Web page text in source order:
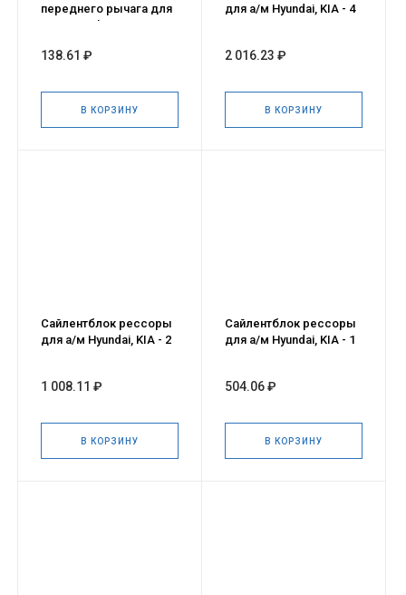
переднего рычага для
а/м Renault Duster
138.61 ₽
В КОРЗИНУ
для а/м Hyundai, KIA - 4
2 016.23 ₽
В КОРЗИНУ
Сайлентблок рессоры
для а/м Hyundai, KIA - 2
1 008.11 ₽
В КОРЗИНУ
Сайлентблок рессоры
для а/м Hyundai, KIA - 1
504.06 ₽
В КОРЗИНУ